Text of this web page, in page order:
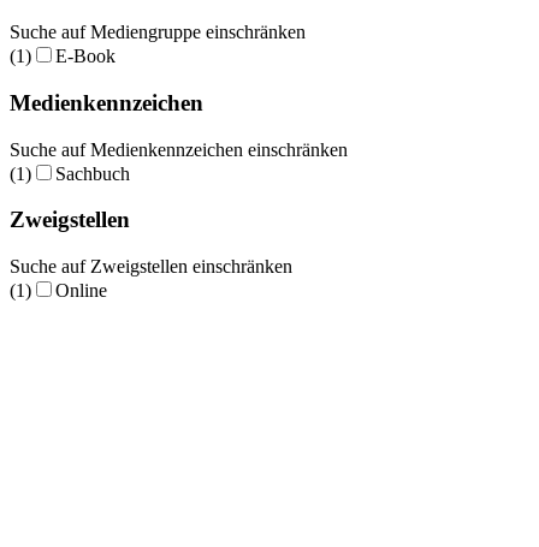
Suche auf Mediengruppe einschränken
(1)
E-Book
Medienkennzeichen
Suche auf Medienkennzeichen einschränken
(1)
Sachbuch
Zweigstellen
Suche auf Zweigstellen einschränken
(1)
Online